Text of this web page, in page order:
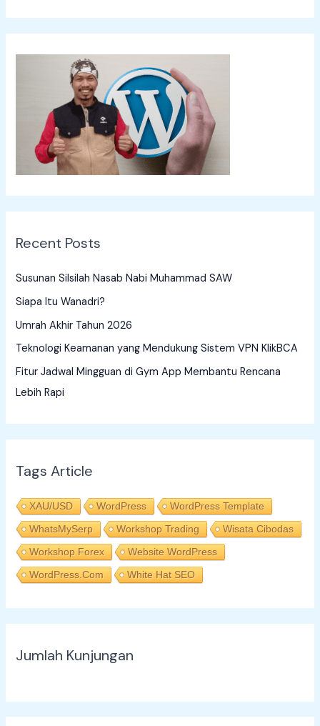
Recent Posts
Susunan Silsilah Nasab Nabi Muhammad SAW
Siapa Itu Wanadri?
Umrah Akhir Tahun 2026
Teknologi Keamanan yang Mendukung Sistem VPN KlikBCA
Fitur Jadwal Mingguan di Gym App Membantu Rencana
Lebih Rapi
Tags Article
XAU/USD WordPress
WordPress Template
WhatsMySerp
Workshop Trading
Wisata Cibodas
Workshop Forex
Website WordPress
WordPress.com
White Hat SEO
Jumlah Kunjungan